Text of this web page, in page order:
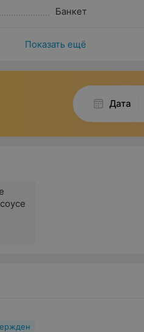
Банкет
Показать ещё
Дата